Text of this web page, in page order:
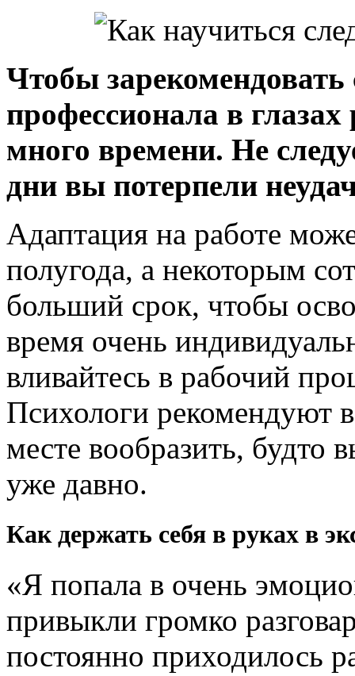
Чтобы зарекомендовать
профессионала в глазах
много времени. Не
дни вы потерпели
Адаптация на работе
полугода, а некоторым
больший срок, чтобы
время очень
вливайтесь в рабочий
Психологи рекомендуют
месте вообразить, будто
уже давно.
Как держать себя в руках в
«Я попала в очень
привыкли громко
постоянно приходилось